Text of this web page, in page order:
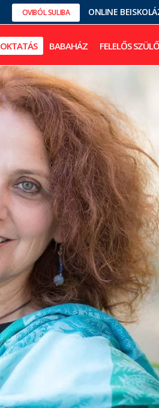
OVIBÓL SULIBA ONLINE
OKTATÁS BABAHÁZ FELELŐS SZÜLŐ